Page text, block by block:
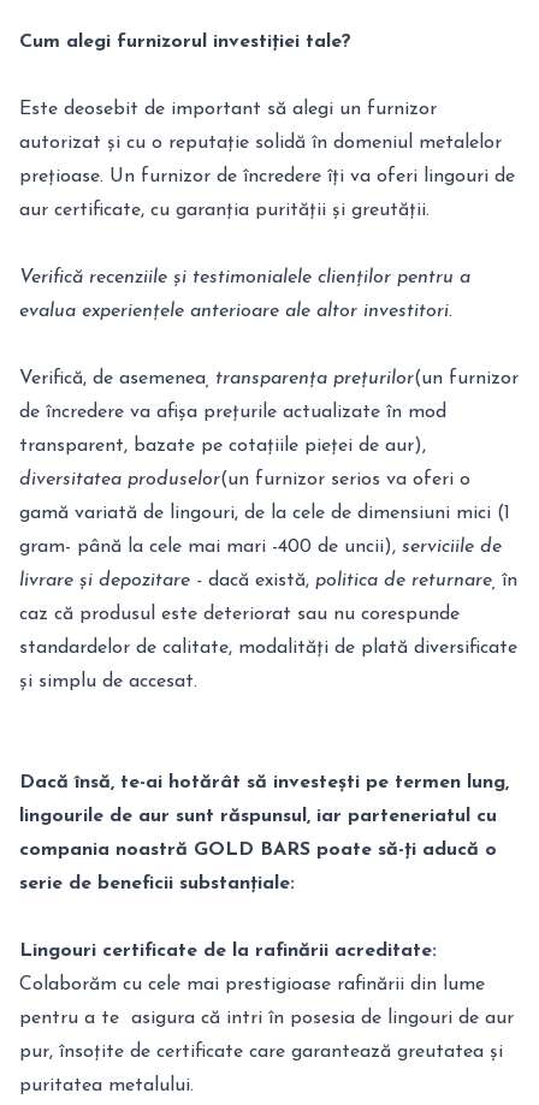
Cum alegi furnizorul investiției tale?
Este deosebit de important să alegi un furnizor
autorizat și cu o reputație solidă în domeniul metalelor
prețioase. Un furnizor de încredere îți va oferi lingouri de
aur certificate, cu garanția purității și greutății.
Verifică recenziile și testimonialele clienților pentru a
evalua experiențele anterioare ale altor investitori.
Verifică, de asemenea , transparența prețurilor(un furnizor
de încredere va afișa prețurile actualizate în mod
transparent, bazate pe cotațiile pieței de aur),
diversitatea produselor(un furnizor serios va oferi o
gamă variată de lingouri, de la cele de dimensiuni mici (1
gram- până la cele mai mari -400 de uncii), serviciile de
livrare și depozitare - dacă există, politica de returnare, în
caz că produsul este deteriorat sau nu corespunde
standardelor de calitate, modalități de plată diversificate
și simplu de accesat.
Dacă însă, te-ai hotărât să investești pe termen lung,
lingourile de aur sunt răspunsul, iar parteneriatul cu
compania noastră GOLD BARS poate să-ți aducă o
serie de beneficii substanțiale:
Lingouri certificate de la rafinării acreditate:
Colaborăm cu cele mai prestigioase rafinării din lume
pentru a te asigura că intri în posesia de lingouri de aur
pur, însoțite de certificate care garantează greutatea și
puritatea metalului.